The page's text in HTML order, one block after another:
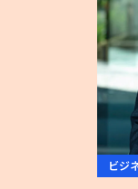
ビジ